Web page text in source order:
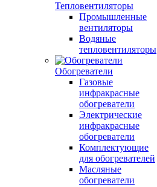
Тепловентиляторы
Промышленные
вентиляторы
Водяные
тепловентиляторы
Обогреватели
Газовые
инфракрасные
обогреватели
Электрические
инфракрасные
обогреватели
Комплектующие
для обогревателей
Масляные
обогреватели